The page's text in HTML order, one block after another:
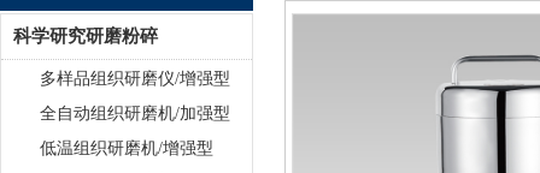
科学研究研磨粉碎
多样品组织研磨仪/增强型
全自动组织研磨机/加强型
低温组织研磨机/增强型